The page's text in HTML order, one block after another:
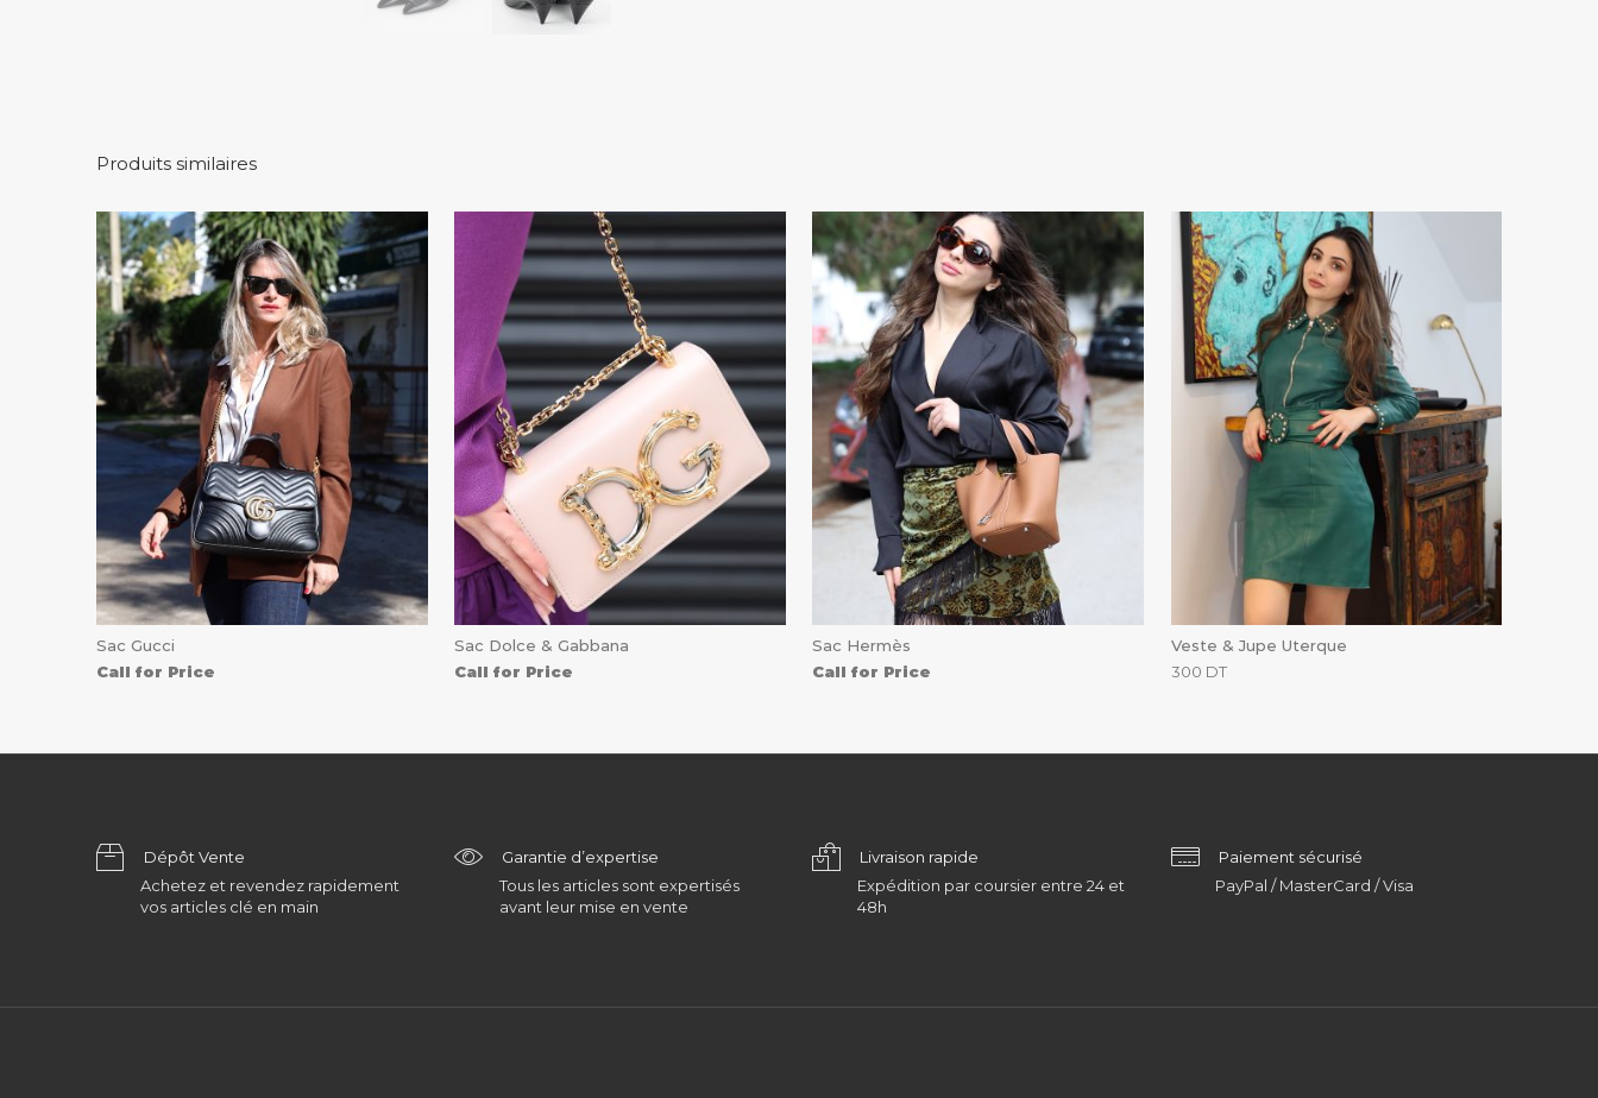
Produits similaires
Sac Gucci
Call for Price
Sac Dolce & Gabbana
Call for Price
Sac Hermès
Call for Price
Veste & Jupe Uterque
300 DT
Dépôt Vente
Achetez et revendez rapidement
vos articles clé en main
Garantie d’expertise
Tous les articles sont expertisés
avant leur mise en vente
Livraison rapide
Expédition par coursier entre 24 et
48h
Paiement sécurisé
PayPal / MasterCard / Visa